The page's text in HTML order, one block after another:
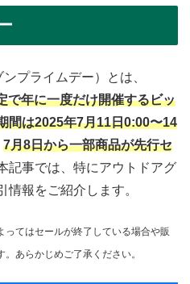
プライムデー）とは、
で年に一度だけ開催するビッ
間は2025年7月11日0:00〜14
7月8日から一部商品が先行セ
記事では、特にアウトドアグ
情報をご紹介します。
てはセールが終了している場合や販
あらかじめご了承ください。